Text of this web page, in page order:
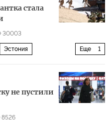
стала
30003
Еще 1
Эстония
не пустили
8526